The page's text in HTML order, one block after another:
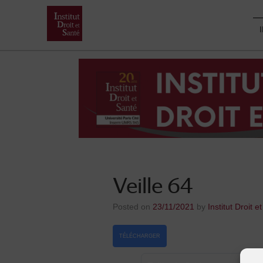
Veille 64
Posted on 23/11/2021 by Institut Droit
TÉLÉCHARGER